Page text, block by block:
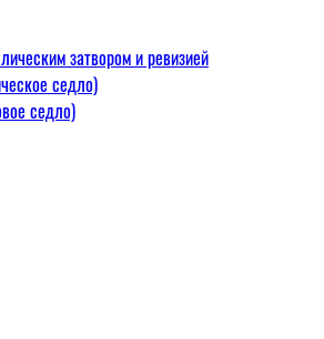
затвором и ревизией
седло)
седло)
С)